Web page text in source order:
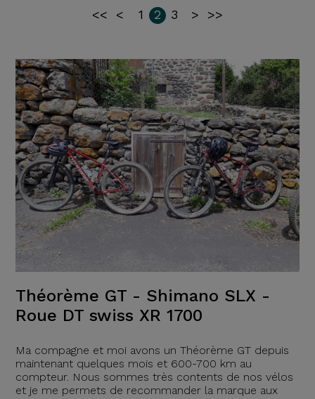
<< < 1 2 3 > >>
Théorème GT - Shimano SLX -
Roue DT swiss XR 1700
Ma compagne et moi avons un Théorème GT depuis
maintenant quelques mois et 600-700 km au
compteur. Nous sommes très contents de nos vélos
et je me permets de recommander la marque aux